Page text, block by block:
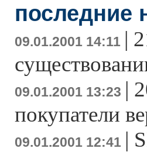
последние
09.01.2001 14:11 |
09.01.2001 13:23 |
покупатели
09.01.2001 12:41 |